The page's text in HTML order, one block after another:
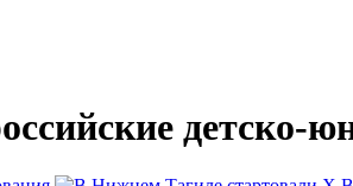
детско-